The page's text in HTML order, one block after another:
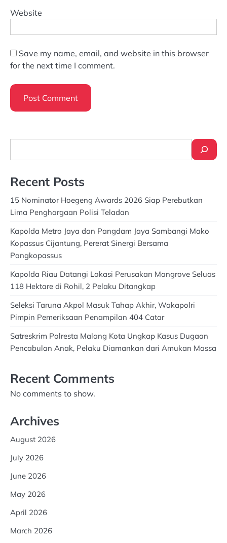
Website
Save my name, email, and website in this browser
for the next time I comment.
Recent Posts
15 Nominator Hoegeng Awards 2026 Siap Perebutkan
Lima Penghargaan Polisi Teladan
Kapolda Metro Jaya dan Pangdam Jaya Sambangi Mako
Kopassus Cijantung, Pererat Sinergi Bersama
Pangkopassus
Kapolda Riau Datangi Lokasi Perusakan Mangrove Seluas
118 Hektare di Rohil, 2 Pelaku Ditangkap
Seleksi Taruna Akpol Masuk Tahap Akhir, Wakapolri
Pimpin Pemeriksaan Penampilan 404 Catar
Satreskrim Polresta Malang Kota Ungkap Kasus Dugaan
Pencabulan Anak, Pelaku Diamankan dari Amukan Massa
Recent Comments
No comments to show.
Archives
August 2026
July 2026
June 2026
May 2026
April 2026
March 2026